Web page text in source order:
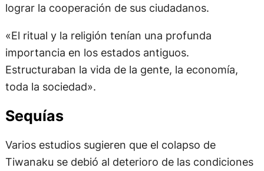
lograr la cooperación de sus ciudadanos.
«El ritual y la religión tenían una profunda
importancia en los estados antiguos.
Estructuraban la vida de la gente, la economía,
toda la sociedad».
Sequías
Varios estudios sugieren que el colapso de
Tiwanaku se debió al deterioro de las condiciones